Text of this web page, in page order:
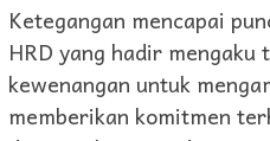
Ketegangan mencapai
HRD yang hadir mengaku
kewenangan untuk
memberikan komitmen